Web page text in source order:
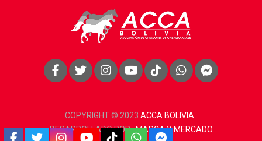
COPYRIGHT © 2023 ACCA BOLIVIA
DESARROLLADO POR :MARCA Y MERCADO